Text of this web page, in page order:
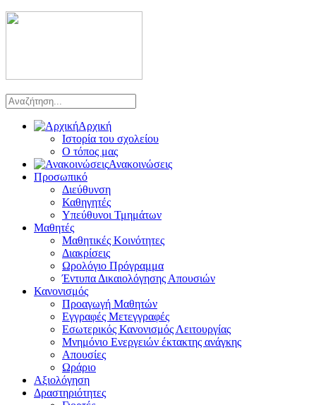
Αρχική
Ιστορία του σχολείου
Ο τόπος μας
Ανακοινώσεις
Προσωπικό
Διεύθυνση
Καθηγητές
Υπεύθυνοι Τμημάτων
Μαθητές
Μαθητικές Κοινότητες
Διακρίσεις
Ωρολόγιο Πρόγραμμα
Έντυπα Δικαιολόγησης Απουσιών
Κανονισμός
Προαγωγή Μαθητών
Εγγραφές Μετεγγραφές
Εσωτερικός Κανονισμός Λειτουργίας
Μνημόνιο Ενεργειών έκτακτης ανάγκης
Απουσίες
Ωράριο
Αξιολόγηση
Δραστηριότητες